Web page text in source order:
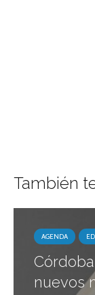
También
AGENDA
nuevos